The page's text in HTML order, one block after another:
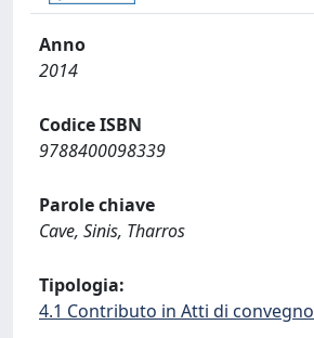
Anno
2014
Codice ISBN
9788400098339
Parole chiave
Cave, Sinis, Tharros
Tipologia:
4.1 Contributo in Atti di convegno